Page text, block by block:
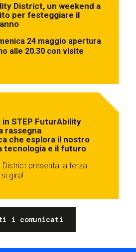
District, un weekend a
per festeggiare il
24 maggio apertura
alle 20.30 con visite
in STEP FuturAbility
rassegna
che esplora il nostro
tecnologia e il futuro
District presenta la terza
gira!
i comunicati